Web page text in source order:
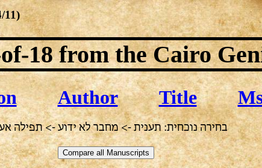
18from the Cairo
Author Title
בחירה נוכחית: תענית -> מחבר לא ידוע -> תפילה
11)